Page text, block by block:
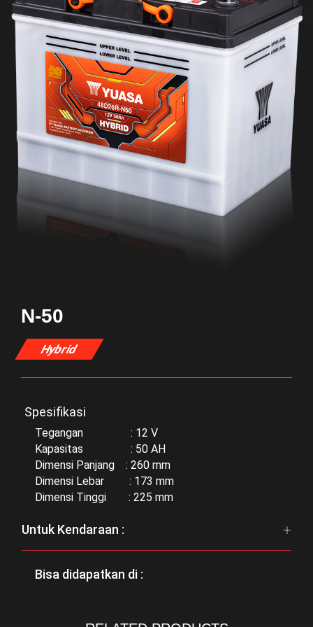
N-50
Hybrid
Spesifikasi
Tegangan : 12 V
Kapasitas : 50 AH
Dimensi Panjang : 260 mm
Dimensi Lebar : 173 mm
Dimensi Tinggi : 225 mm
Untuk Kendaraan :
Bisa didapatkan di :